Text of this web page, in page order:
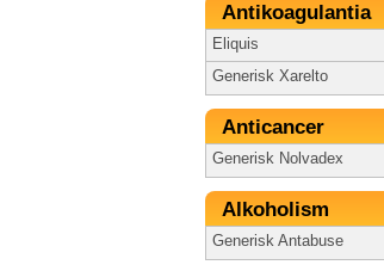
Antikoagulantia
Eliquis
Generisk Xarelto
Anticancer
Generisk Nolvadex
Alkoholism
Generisk Antabuse